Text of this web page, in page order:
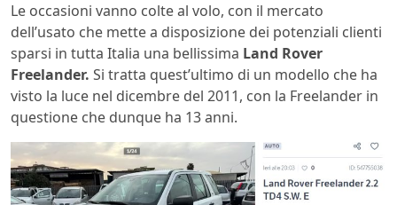
Le occasioni vanno colte al volo, con il mercato
dell’usato che mette a disposizione dei potenziali clienti
sparsi in tutta Italia una bellissima Land Rover
Freelander. Si tratta quest’ultimo di un modello che ha
visto la luce nel dicembre del 2011, con la Freelander in
questione che dunque ha 13 anni.